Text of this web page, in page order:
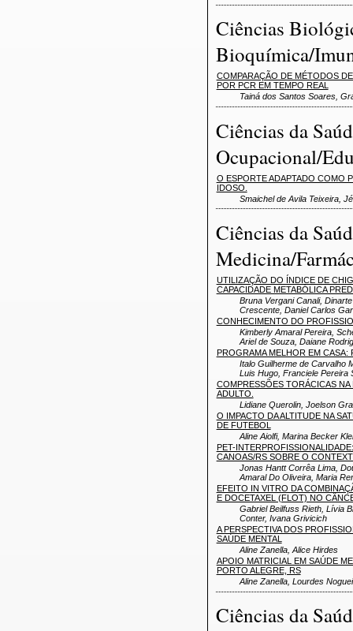
Ciências
Bioquímica/
COMPARAÇÃO DE MÉTODOS
POR PCR EM TEMPO REAL
Tainá dos Santos Soares,
Ciências da
Ocupacional/
O ESPORTE ADAPTADO COMO
IDOSO.
Smaichel de Avila Teixeira,
Ciências da
Medicina/
UTILIZAÇÃO DO ÍNDICE DE
CAPACIDADE METABÓLICA
Bruna Vergani Canali,
Crescente, Daniel Carlos
CONHECIMENTO DO
Kimberly Amaral Pereira,
Ariel de Souza, Daiane
PROGRAMA MELHOR EM CASA:
Italo Guilherme de Carvalho
Luis Hugo, Franciele Pereira
COMPRESSÕES TORÁCICAS
ADULTO.
Lidiane Querolin, Joelson
O IMPACTO DA ALTITUDE NA
DE FUTEBOL
Aline Aiolfi, Marina Becker
PET-
CANOAS/RS SOBRE O
Jonas Hantt Corrêa Lima,
Amaral Do Oliveira, Maria
EFEITO IN VITRO DA
E DOCETAXEL (FLOT) NO
Gabriel Beilfuss Rieth, Lívia
Conter, Ivana Grivicich
A PERSPECTIVA DOS
SAÚDE MENTAL
Aline Zanella, Alice Hirdes
APOIO MATRICIAL EM SAÚDE
PORTO ALEGRE, RS
Aline Zanella, Lourdes
Ciências da